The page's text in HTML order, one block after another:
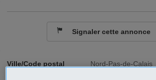
Ville/Code postal
Nord-Pas-de-Calais
Signaler cette annonce